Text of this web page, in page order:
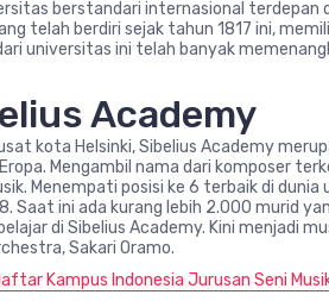
berstandari internasional terdepan
telah berdiri sejak tahun 1817 ini,
universitas ini telah banyak
Academy
kota Helsinki, Sibelius Academy
Mengambil nama dari komposer
Menempati posisi ke 6 terbaik di
Saat ini ada kurang lebih 2.000 murid
di Sibelius Academy. Kini menjadi
Sakari Oramo.
Kampus Indonesia Jurusan Seni